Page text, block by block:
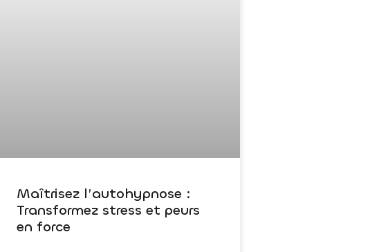
Maîtrisez l’autohypnose :
Transformez stress et peurs
en force